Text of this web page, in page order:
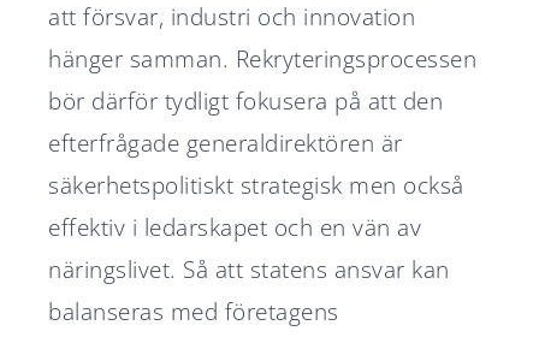
att försvar, industri och innovation
hänger samman. Rekryteringsprocessen
bör därför tydligt fokusera på att den
efterfrågade generaldirektören är
säkerhetspolitiskt strategisk men också
effektiv i ledarskapet och en vän av
näringslivet. Så att statens ansvar kan
balanseras med företagens